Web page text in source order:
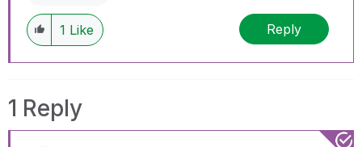
1 Like Reply
1 Reply